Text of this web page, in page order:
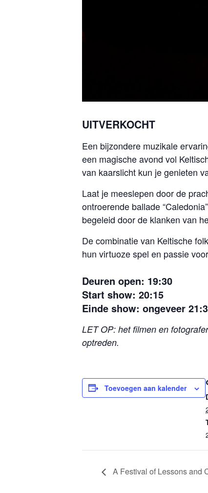
UITVERKOCHT
Een bijzondere muzikale
een magische avond vol
van kaarslicht kun je genieten
Laat je meeslepen door de
ontroerende ballade
begeleid door de klanken van
De combinatie van Keltische
hun virtuoze spel en passie
Deuren open: 19:30
Start show: 20:15
Einde show: ongeveer
LET OP: het filmen en
optreden.
Toevoegen aan kalender
A Festival of Lessons and